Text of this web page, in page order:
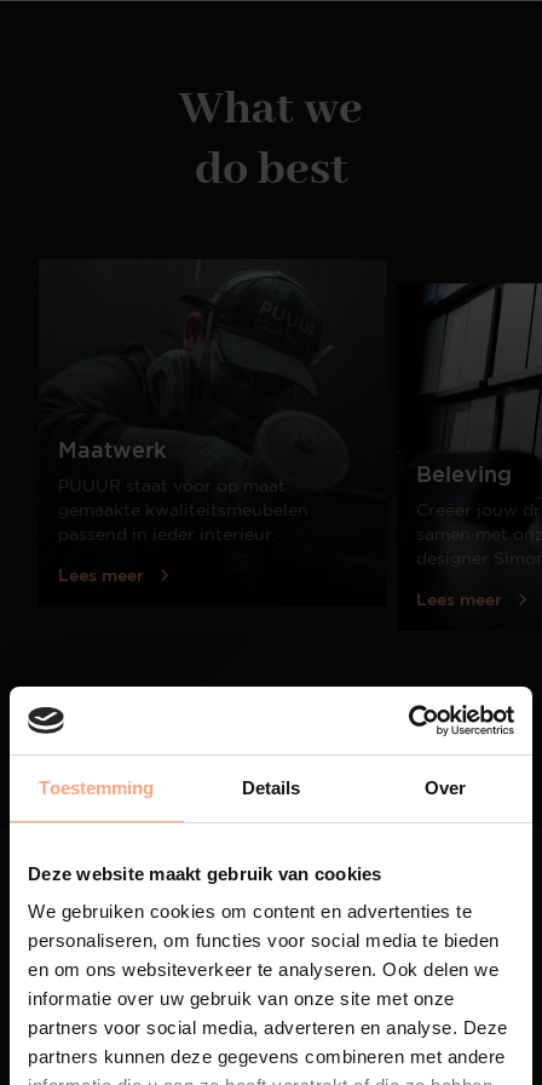
Toestemming Details Over
Deze website maakt gebruik van cookies
We gebruiken cookies om content en advertenties te
personaliseren, om functies voor social media te bieden
en om ons websiteverkeer te analyseren. Ook delen we
informatie over uw gebruik van onze site met onze
partners voor social media, adverteren en analyse. Deze
partners kunnen deze gegevens combineren met andere
What we
do best
Maatwerk
PUUUR staat voor op maat
gemaakte kwaliteitsmeubelen
passend in ieder interieur.
Lees meer
Beleving
Creëer jouw
samen met
designer
Lees meer
Maatwerk
Een exclusieve handgemaakte
beleving, waar Nederlands
vakmanschap en design